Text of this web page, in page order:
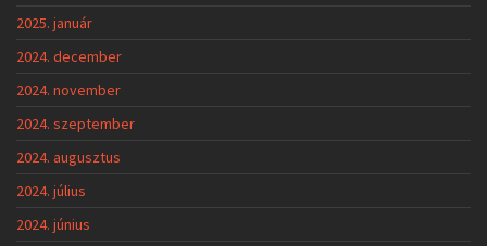
2025. január
2024. december
2024. november
2024. szeptember
2024. augusztus
2024. július
2024. június